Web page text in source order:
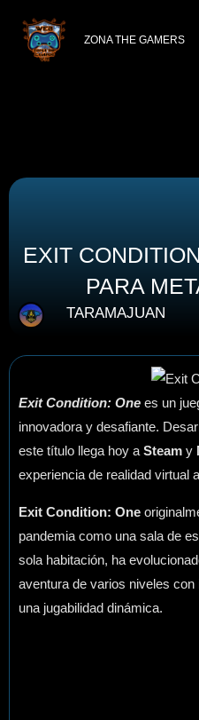
contenido
ZONA THE GAMERS
EXIT
PARA
TARAMAJUAN
Exit Condition: One es un
innovadora y desafiante.
este título llega hoy a Steam y
experiencia de realidad virtual
Exit Condition: One
pandemia como una sala de
sola habitación, ha
aventura de varios niveles
una jugabilidad dinámica.